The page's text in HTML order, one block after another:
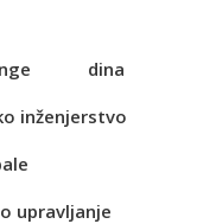
dina
inženjerstvo
upravljanje